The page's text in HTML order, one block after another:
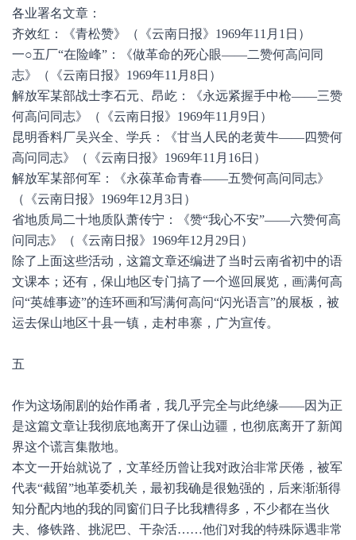
各业署名文章：
齐效红：《青松赞》（《云南日报》1969年11月1日）
一○五厂“在险峰”：《做革命的死心眼——二赞何高问同
志》（《云南日报》1969年11月8日）
解放军某部战士李石元、昂屹：《永远紧握手中枪——三赞
何高问同志》（《云南日报》1969年11月9日）
昆明香料厂吴兴全、学兵：《甘当人民的老黄牛——四赞何
高问同志》（《云南日报》1969年11月16日）
解放军某部何军：《永葆革命青春——五赞何高问同志》
（《云南日报》1969年12月3日）
省地质局二十地质队萧传宁：《赞“我心不安”——六赞何高
问同志》（《云南日报》1969年12月29日）
除了上面这些活动，这篇文章还编进了当时云南省初中的语
文课本；还有，保山地区专门搞了一个巡回展览，画满何高
问“英雄事迹”的连环画和写满何高问“闪光语言”的展板，被
运去保山地区十县一镇，走村串寨，广为宣传。
五
作为这场闹剧的始作甬者，我几乎完全与此绝缘——因为正
是这篇文章让我彻底地离开了保山边疆，也彻底离开了新闻
界这个谎言集散地。
本文一开始就说了，文革经历曾让我对政治非常厌倦，被军
代表“截留”地革委机关，最初我确是很勉强的，后来渐渐得
知分配内地的我的同窗们日子比我糟得多，不少都在当伙
夫、修铁路、挑泥巴、干杂活……他们对我的特殊际遇非常